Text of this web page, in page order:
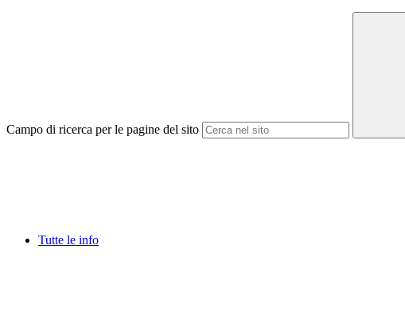
Campo di ricerca per le pagine del sito
Tutte le info